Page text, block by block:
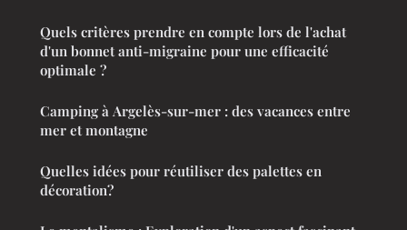
Quels critères prendre en compte lors de l'achat
d'un bonnet anti-migraine pour une efficacité
optimale ?
Camping à Argelès-sur-mer : des vacances entre
mer et montagne
Quelles idées pour réutiliser des palettes en
décoration?